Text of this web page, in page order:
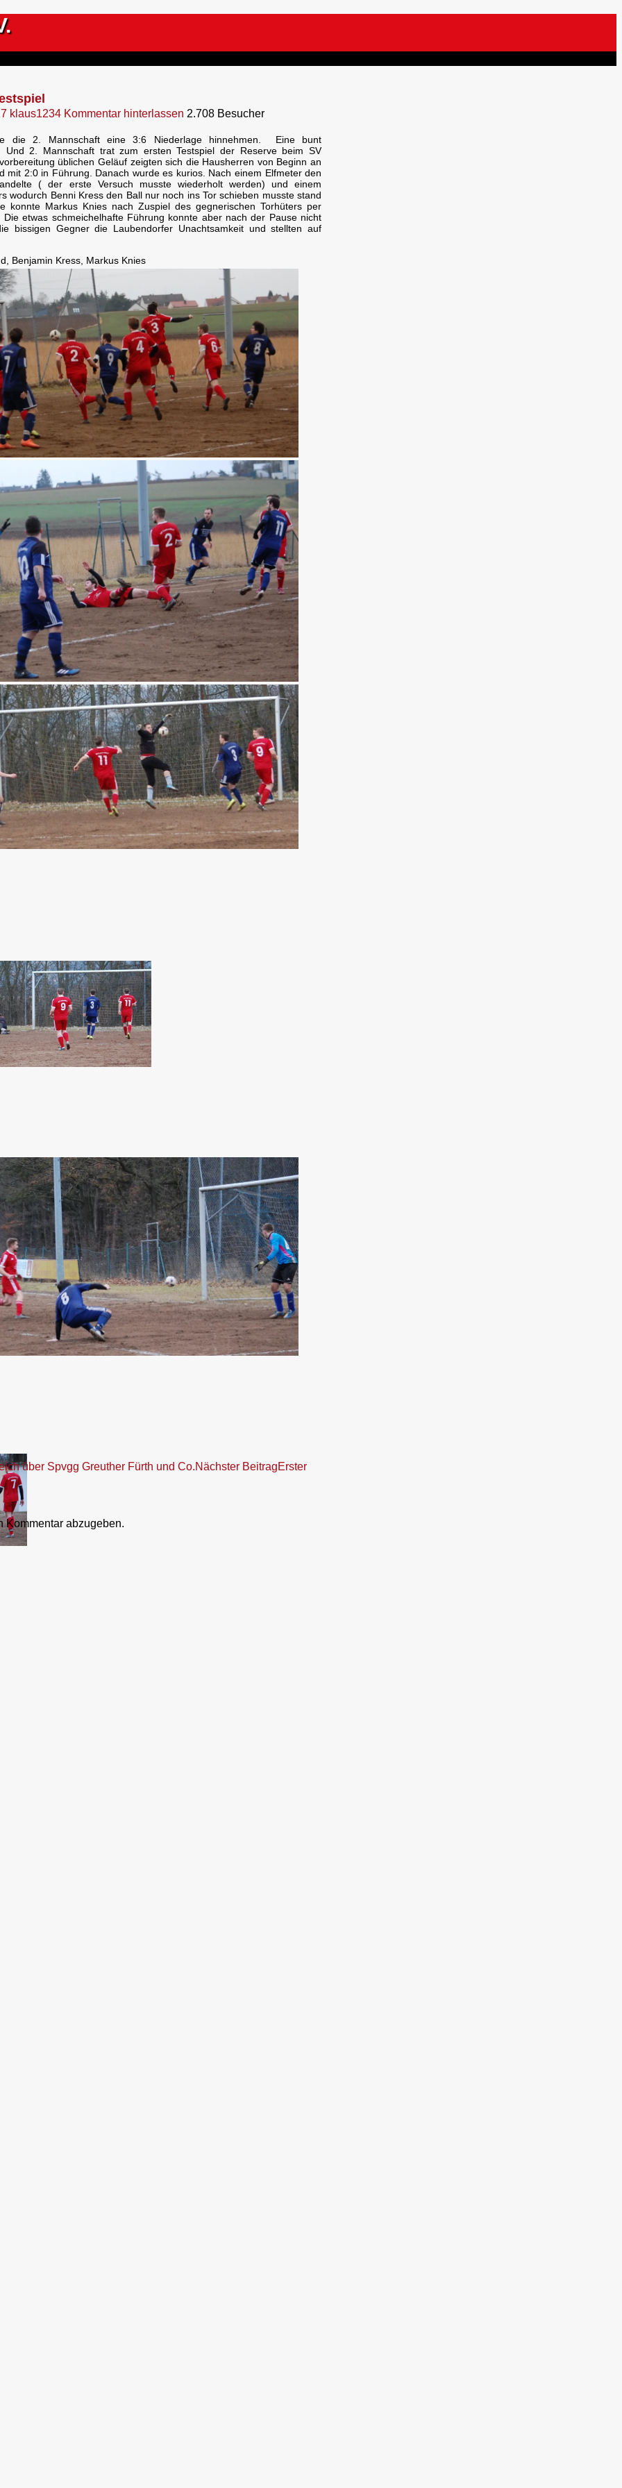
klaus1234 Kommentar hinterlassen 2.708 Besucher
die 2. Mannschaft eine 3:6 Niederlage hinnehmen.
Eine bunt
Und 2. Mannschaft trat zum ersten Testspiel der Reserve beim SV
üblichen Geläuf zeigten sich die Hausherren von Beginn an
mit 2:0 in Führung. Danach wurde es kurios. Nach einem Elfmeter den
( der erste Versuch musste wiederholt werden) und einem
wodurch Benni Kress den Ball nur noch ins Tor schieben musste stand
konnte Markus Knies nach Zuspiel des gegnerischen Torhüters per
etwas schmeichelhafte Führung konnte aber nach der Pause nicht
bissigen Gegner die Laubendorfer Unachtsamkeit und stellten auf
Benjamin Kress, Markus Knies
über Spvgg Greuther Fürth und Co.Nächster BeitragErster
Kommentar abzugeben.